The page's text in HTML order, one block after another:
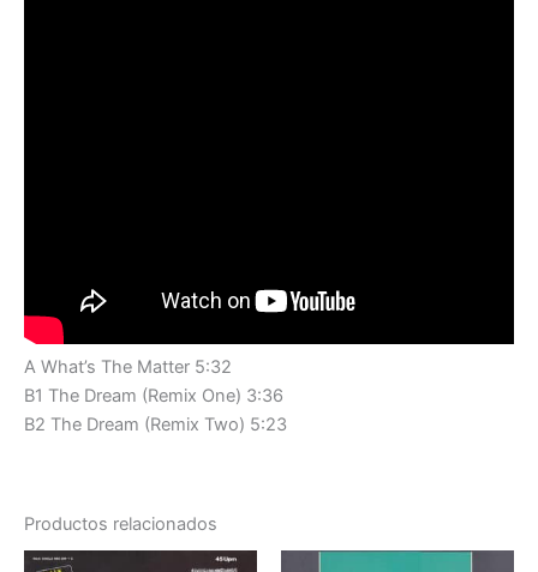
A What’s The Matter 5:32
B1 The Dream (Remix One) 3:36
B2 The Dream (Remix Two) 5:23
Productos relacionados